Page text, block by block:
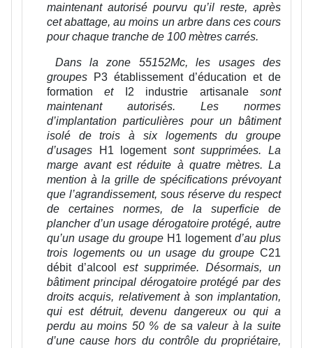
maintenant autorisé pourvu qu’il reste, après
cet abattage, au moins un arbre dans ces cours
pour chaque tranche de 100 mètres carrés.
Dans la zone 55152Mc, les usages des
groupes P3 établissement d’éducation et de
formationet I2 industrie artisanale sont
maintenant autorisés. Les normes
d’implantation particulières pour un bâtiment
isolé de trois à six logements du groupe
d’usages
H1 logement sont supprimées. La
marge avant est réduite à quatre mètres. La
mention à la grille de spécifications prévoyant
que l’agrandissement, sous réserve du respect
de certaines normes, de la superficie de
plancher d’un usage dérogatoire protégé, autre
qu’un usage du groupe H1 logement d’au plus
trois logements ou un usage du groupe C21
débit d’alcool
est supprimée. Désormais, un
bâtiment principal dérogatoire protégé par des
droits acquis, relativement à son implantation,
qui est détruit, devenu dangereux ou qui a
perdu au moins 50 % de sa valeur à la suite
d’une cause hors du contrôle du propriétaire,